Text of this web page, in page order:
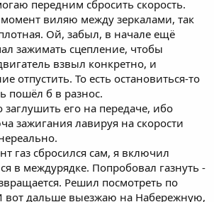
передним сбросить скорость.
момент виляю между зеркалами, так
Ой, забыл, в начале ещё
зажимать сцепление, чтобы
взвыл конкретно, и
отпустить. То есть остановиться-то
пошёл б в разнос.
заглушить его на передаче, ибо
зажигания лавируя на скорости
газ сбросился сам, я включил
в междурядке. Попробовал газнуть -
Решил посмотреть по
вот дальше выезжаю на Набережную,